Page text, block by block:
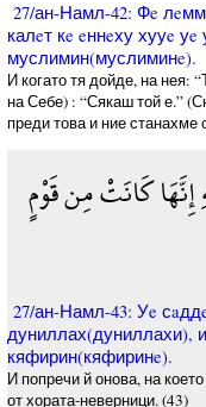
27/ан-Намл-42: Фe
калeт кe eннeху хууe
муслимин(муслиминe).
И когато тя дойде, на нея:
на Себе) : “Сякаш той е.”
преди това и ние станахме
كَانَتْ مِن قَوْمٍ
27/ан-Намл-43: Уe
дуниллах(дуниллахи),
кяфирин(кяфиринe).
И попречи й онова, на
от хората-неверници. (43)